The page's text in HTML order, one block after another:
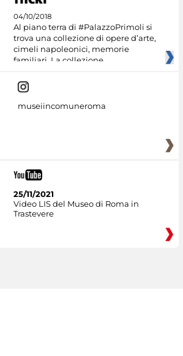
04/10/2018
Al piano terra di #PalazzoPrimoli si
trova una collezione di opere d’arte,
cimeli napoleonici, memorie
familiari. La collezione
museiincomuneroma
25/11/2021
Video LIS del Museo di Roma in
Trastevere